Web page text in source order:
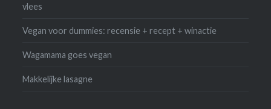
vlees
Vegan voor dummies: recensie + recept + winactie
Wagamama goes vegan
Makkelijke lasagne